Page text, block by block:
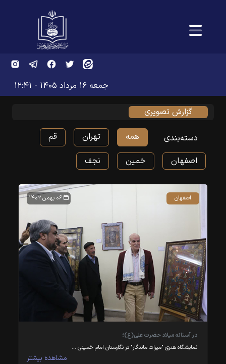
جمعه ۱۶ مرداد ۱۴۰۵ - ۱۲:۴۱
گزارش تصویری
دسته‌بندی همه تهران
قم
اصفهان
خمین نجف
در آستانه میلاد حضرت علی(ع)؛
نمایشگاه هنری "میراث ماندگار" در نگارستان امام خمینی …
مشاهده بیشتر
اصفهان